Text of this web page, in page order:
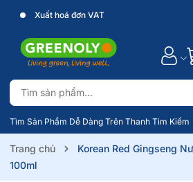
Xuất hoá đơn VAT
Tìm Sản Phẩm Dễ Dàng Trên Thanh Tìm Kiếm
Trang chủ
Korean Red Gingseng
100ml